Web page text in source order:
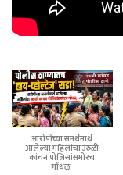
आरोपींच्या समर्थनार्थ
आलेल्या महिलांचा उरुळी
कांचन पोलिसांसमोरच
गोंधळ;